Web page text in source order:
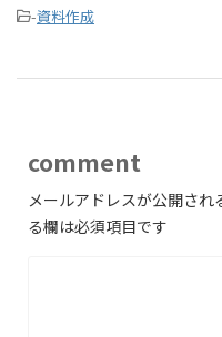
-資料作成
comment
メールアドレスが公開され
る欄は必須項目です